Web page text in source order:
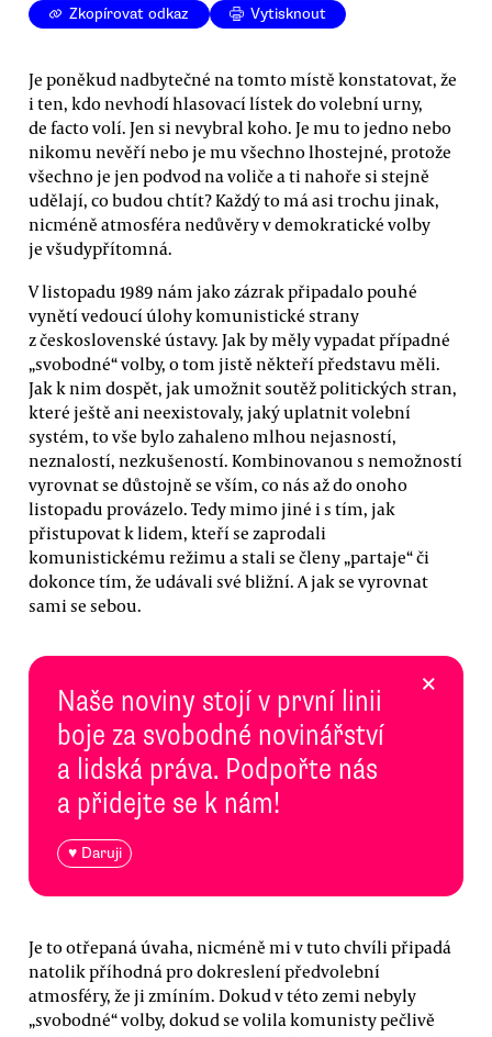
Zkopírovat odkaz Vytisknout
Je poněkud nadbytečné na tomto místě konstatovat, že
i ten, kdo nevhodí hlasovací lístek do volební urny,
de facto volí. Jen si nevybral koho. Je mu to jedno nebo
nikomu nevěří nebo je mu všechno lhostejné, protože
všechno je jen podvod na voliče a ti nahoře si stejně
udělají, co budou chtít? Každý to má asi trochu jinak,
nicméně atmosféra nedůvěry v demokratické volby
je všudypřítomná.
V listopadu 1989 nám jako zázrak připadalo pouhé
vynětí vedoucí úlohy komunistické strany
z československé ústavy. Jak by měly vypadat případné
„svobodné“ volby, o tom jistě někteří představu měli.
Jak k nim dospět, jak umožnit soutěž politických stran,
které ještě ani neexistovaly, jaký uplatnit volební
systém, to vše bylo zahaleno mlhou nejasností,
neznalostí, nezkušeností. Kombinovanou s nemožností
vyrovnat se důstojně se vším, co nás až do onoho
listopadu provázelo. Tedy mimo jiné i s tím, jak
přistupovat k lidem, kteří se zaprodali
komunistickému režimu a stali se členy „partaje“ či
dokonce tím, že udávali své bližní. A jak se vyrovnat
sami se sebou.
Naše noviny stojí v první linii
boje za svobodné novinářství
a lidská práva. Podpořte nás
a přidejte se k nám!
♥ Daruji
×
Je to otřepaná úvaha, nicméně mi v tuto chvíli připadá
natolik příhodná pro dokreslení předvolební
atmosféry, že ji zmíním. Dokud v této zemi nebyly
„svobodné“ volby, dokud se volila komunisty pečlivě